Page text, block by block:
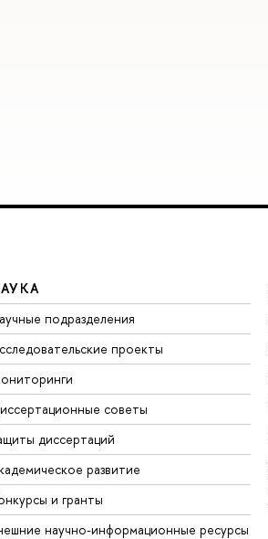
подразделения
проекты
советы
диссертаций
развитие
и гранты
научно-информационные ресурсы